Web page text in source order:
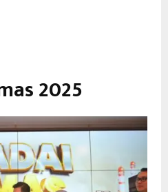
2025